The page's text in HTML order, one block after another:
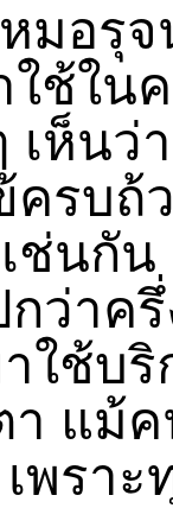
อรุจ
ใช้ใน
เห็นว่
ครบถ้
เช่นกั
ว่าค
ใช้บ
แม้ค
พรา